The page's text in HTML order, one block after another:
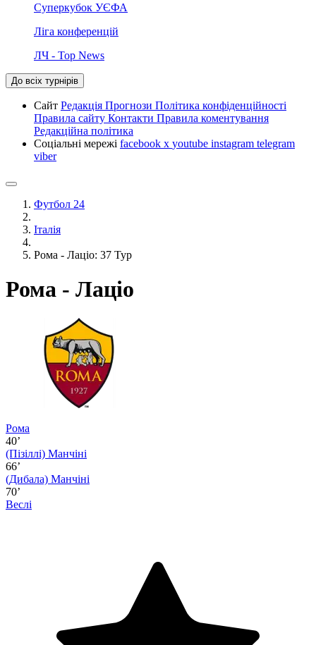
Суперкубок УЄФА
Ліга конференцій
ЛЧ - Top News
До всіх турнірів
Сайт Редакція Прогнози Політика конфіденційності
Правила сайту Контакти Правила коментування
Редакційна політика
Соціальні мережі facebook x youtube instagram telegram
viber
Футбол 24
Італія
Рома - Лаціо: 37 Тур
Рома - Лаціо
Рома
40’
(Пізіллі) Манчіні
66’
(Дибала) Манчіні
70’
Веслі